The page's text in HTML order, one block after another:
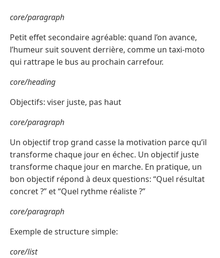
core/paragraph
Petit effet secondaire agréable: quand l’on avance,
l’humeur suit souvent derrière, comme un taxi-moto
qui rattrape le bus au prochain carrefour.
core/heading
Objectifs: viser juste, pas haut
core/paragraph
Un objectif trop grand casse la motivation parce qu’il
transforme chaque jour en échec. Un objectif juste
transforme chaque jour en marche. En pratique, un
bon objectif répond à deux questions: “Quel résultat
concret ?” et “Quel rythme réaliste ?”
core/paragraph
Exemple de structure simple:
core/list